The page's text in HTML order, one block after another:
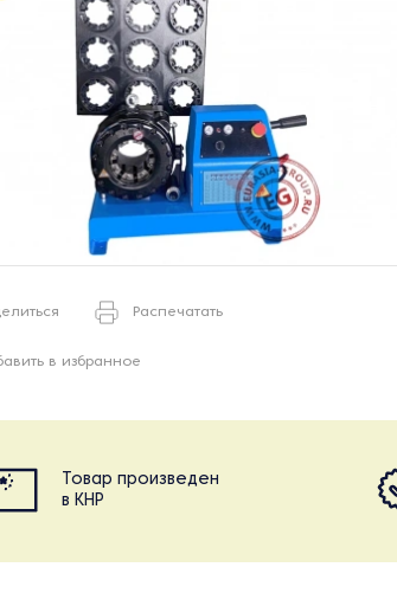
Распечатать
в избранное
Товар произведен
в КНР